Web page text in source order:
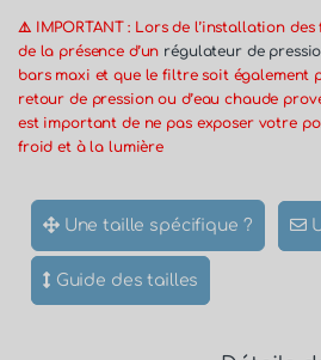
⚠️ IMPORTANT : Lors de l’installation des
de la présence d’un régulateur de
bars maxi et que le filtre soit également
retour de pression ou d’eau chaude
est important de ne pas exposer votre
froid et à la lumière
Une taille spécifique ?
Guide des tailles